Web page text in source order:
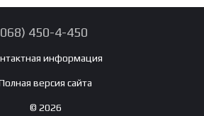
450-4-450
информация
версия сайта
© 2026